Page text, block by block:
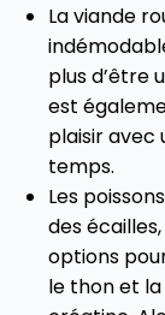
La viande
plus d’être
est
plaisir avec
temps.
Les
des
options
le thon et